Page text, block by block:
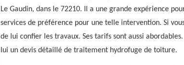
Le Gaudin, dans le 72210. Il a une grande expérience
services de préférence pour une telle intervention. Si
de lui confier les travaux. Ses tarifs sont aussi
lui un devis détaillé de traitement hydrofuge de toiture.